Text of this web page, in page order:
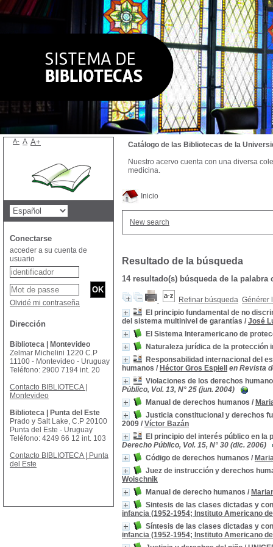
Inicio
New search
Resultado de la búsqueda
14 resultado(s) búsqueda de la palabra
Refinar búsqueda Générer
El principio fundamental de no
del sistema multinivel de garantías / José
El Sistema Interamericano de
Naturaleza jurídica de la protección
Responsabilidad internacional del
humanos / Héctor Gros Espiell
en Revista
Violaciones de los derechos
Público, Vol. 13, N° 25 (jun. 2004)
Manual de derechos humanos /
Justicia constitucional y derechos
2009 / Víctor Bazán
El principio del interés público en
Derecho Público, Vol. 15, N° 30 (dic. 2006)
Código de derechos humanos /
Juez de instrucción y derechos
Woischnik
Manual de derecho humanos /
Sintesis de las clases dictadas y
infancia (1952-1954; Instituto Americano
Síntesis de las clases dictadas y
infancia (1952-1954; Instituto Americano
Catálogo de las Bibliotecas de la
Nuestro acervo cuenta con una diversa
medicina.
A- A A+
Conectarse
acceder a su cuenta de
usuario
Olvidé mi contraseña
Dirección
Biblioteca | Montevideo
Zelmar Michelini 1220 C.P
11100 - Montevideo - Uruguay
Teléfono: 2900 7194 int. 20
Contacto BIBLIOTECA |
Montevideo
Biblioteca | Punta del Este
Prado y Salt Lake, C.P 20100
Punta del Este - Uruguay
Teléfono: 4249 66 12 int. 103
Contacto BIBLIOTECA | Punta
del Este